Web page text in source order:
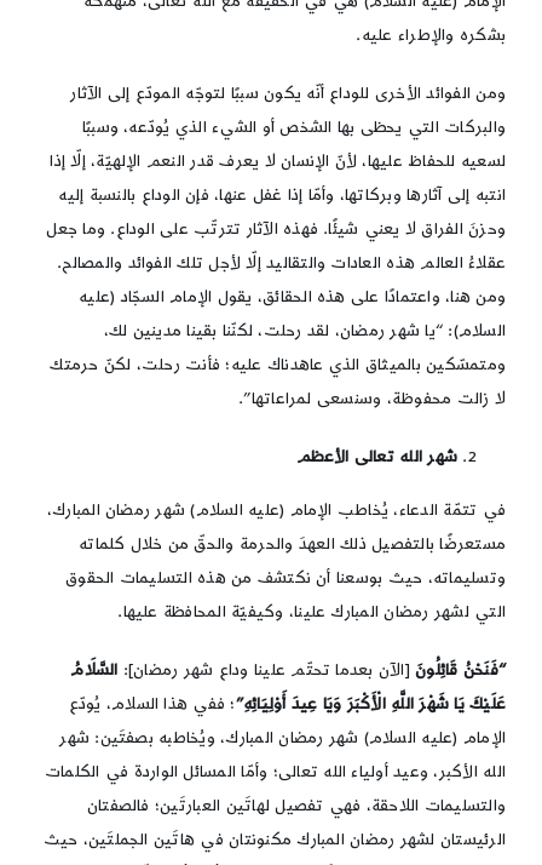
بشكره والإطراء عليه.
ومن الفوائد الأخرى للوداع أنّه يكون سببًا لتوجّه المودّع إلى الآثار
والبركات التي يحظى بها الشخص أو الشيء الذي يُودّعه، وسببًا
لسعيه للحفاظ عليها، لأنّ الإنسان لا يعرف قدر النعم الإلهيّة، إلّا إذا
انتبه إلى آثارها وبركاتها، وأمّا إذا غفل عنها، فإن الوداع بالنسبة إليه
وحزنَ الفراق لا يعني شيئًا. فهذه الآثار تترتّب على الوداع. وما جعل
عقلاءُ العالم هذه العادات والتقاليد إلّا لأجل تلك الفوائد والمصالح.
ومن هنا، واعتمادًا على هذه الحقائق، يقول الإمام السجّاد (عليه
السلام): “يا شهر رمضان، لقد رحلت، لكنّنا بقينا مدينين لك،
ومتمسّكين بالميثاق الذي عاهدناك عليه؛ فأنت رحلت، لكنّ حرمتك
لا زالت محفوظة، وسنسعى لمراعاتها”.
شهر الله تعالى الأعظم
في تتمّة الدعاء، يُخاطب الإمام (عليه السلام) شهر رمضان المبارك،
مستعرضًا بالتفصيل ذلك العهدَ والحرمة والحقّ من خلال كلماته
وتسليماته، حيث بوسعنا أن نكتشف من هذه التسليمات الحقوق
التي لشهر رمضان المبارك علينا، وكيفيّة المحافظة عليها.
“فَنَحْنُ قَائِلُونَ [الآن بعدما تحتّم علينا وداع شهر رمضان]: السَّلَامُ
عَلَيْكَ يَا شَهْرَ اللَّهِ الْأَكْبَرَ وَيَا عِيدَ أَوْلِيَائِهِ”؛ ففي هذا السلام، يُودّع
الإمام (عليه السلام) شهر رمضان المبارك، ويُخاطبه بصفتَين: شهر
الله الأكبر، وعيد أولياء الله تعالى؛ وأمّا المسائل الواردة في الكلمات
والتسليمات اللاحقة، فهي تفصيل لهاتَين العبارتَين؛ فالصفتان
الرئيستان لشهر رمضان المبارك مكنونتان في هاتَين الجملتَين، حيث